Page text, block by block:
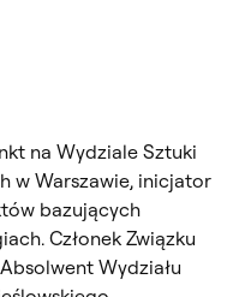
na Wydziale Sztuki
w Warszawie, inicjator
bazujących
Członek Związku
Wydziału